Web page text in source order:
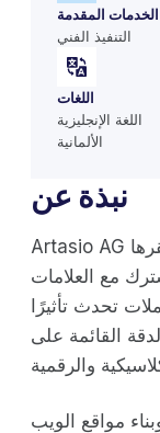
الخدمات المقدمة
التنفيذ الفني
اللغات
اللغة الإنجليزية
الألمانية
نبذة عن
Artasio AG هي وكالة تسويق متكاملة الخدمات مقرها
مع العلامات
تحدث تأثيرًا
القائمة على
(بما في ذلك مواقع